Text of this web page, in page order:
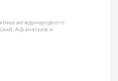
международного
Афанасьев и